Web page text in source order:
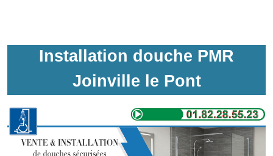
Installation douche PMR
Joinville le Pont